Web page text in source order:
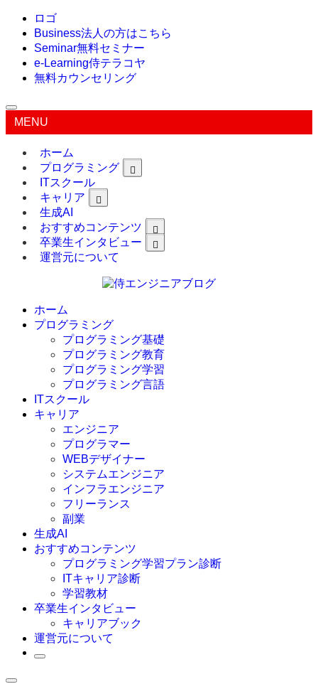
ロゴ
Business法人の方はこちら
Seminar無料セミナー
e-Learning侍テラコヤ
無料カウンセリング
MENU
ホーム
プログラミング
ITスクール
キャリア
生成AI
おすすめコンテンツ
卒業生インタビュー
運営元について
ホーム
プログラミング
プログラミング基礎
プログラミング教育
プログラミング学習
プログラミング言語
C言語
C#
VBA
Go言語
Kotlin
Java
JavaScript
Swift
Ruby
その他言語
ITスクール
キャリア
エンジニア
プログラマー
WEBデザイナー
システムエンジニア
インフラエンジニア
フリーランス
副業
生成AI
おすすめコンテンツ
プログラミング学習プラン診断
ITキャリア診断
学習教材
卒業生インタビュー
キャリアブック
運営元について